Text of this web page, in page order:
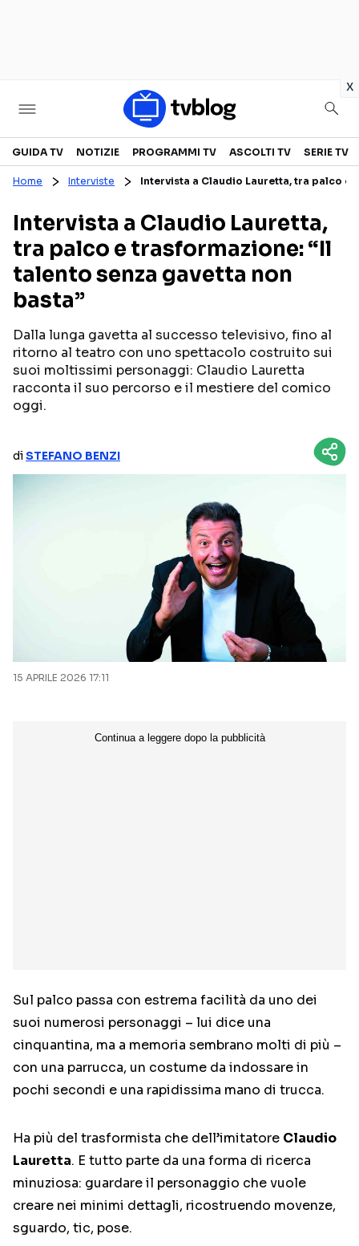
x
Televisione
CANALI TV
PROGRAMMI TV
PERSONAGGI TV
SERIE TV
REALITY SHOW
FICTION
Streaming
NETFLIX
AMAZON PRIME VIDEO
RAIPLAY
MEDIASET INFINITY
INTERVISTE
RUBRICHE
GUIDA TV NOTIZIE PROGRAMMI TV ASCOLTI TV SERIE TV
Home Interviste Intervista a Claudio Lauretta, tra palco e
Intervista a Claudio Lauretta,
tra palco e trasformazione: “Il
talento senza gavetta non
basta”
Dalla lunga gavetta al successo televisivo, fino al
ritorno al teatro con uno spettacolo costruito sui
suoi moltissimi personaggi: Claudio Lauretta
racconta il suo percorso e il mestiere del comico
oggi.
diSTEFANO BENZI
15 APRILE 2026 17:11
Sul palco passa con estrema facilità da uno dei
suoi numerosi personaggi – lui dice una
cinquantina, ma a memoria sembrano molti di più –
con una parrucca, un costume da indossare in
pochi secondi e una rapidissima mano di trucca.
Ha più del trasformista che dell’imitatore Claudio
Lauretta. E tutto parte da una forma di ricerca
minuziosa: guardare il personaggio che vuole
creare nei minimi dettagli, ricostruendo movenze,
sguardo, tic, pose.